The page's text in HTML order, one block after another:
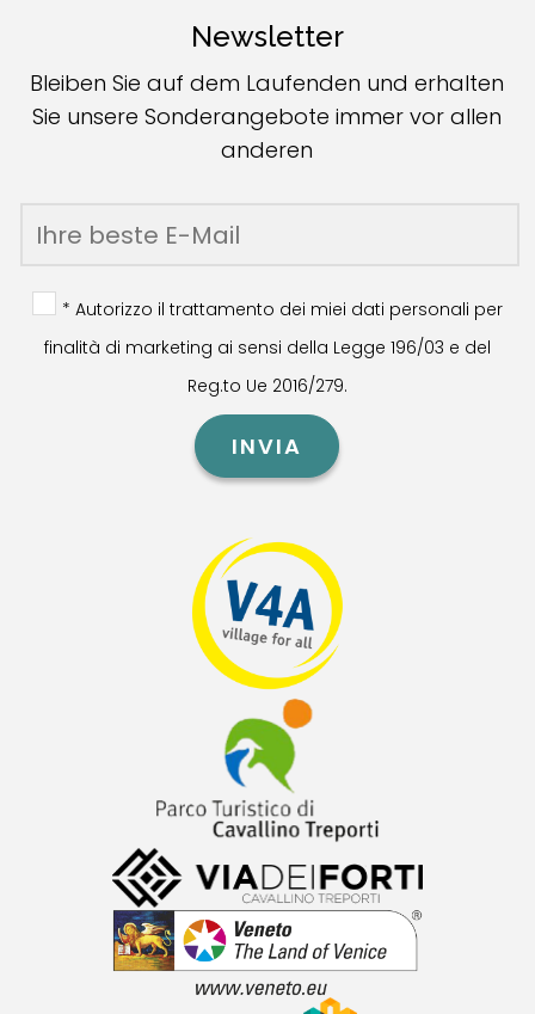
Newsletter
Bleiben Sie auf dem Laufenden und erhalten
Sie unsere Sonderangebote immer vor allen
anderen
* Autorizzo il trattamento dei miei dati personali per
finalità di marketing ai sensi della Legge 196/03 e del
Reg.to Ue 2016/279.
INVIA